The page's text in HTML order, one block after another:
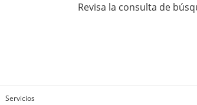
Revisa la consulta de
Servicios